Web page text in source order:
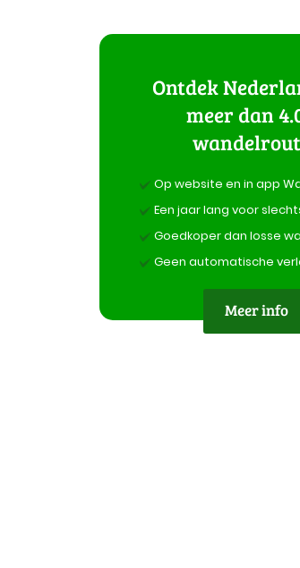
Ontdek
meer dan
Op website en in app
Een jaar lang voor
Goedkoper dan losse
Geen automatische
Meer info